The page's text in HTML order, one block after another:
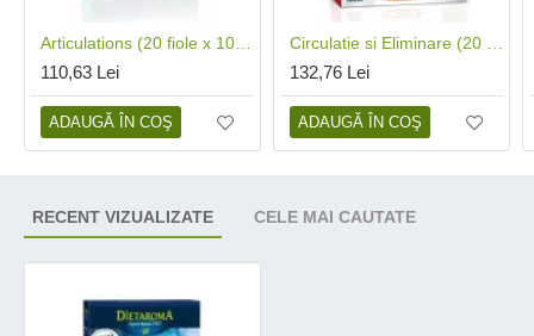
110,63 Lei
ADAUGĂ ÎN COŞ
132,76 Lei
ADAUGĂ ÎN COŞ
RECENT VIZUALIZATE CELE MAI CAUTATE